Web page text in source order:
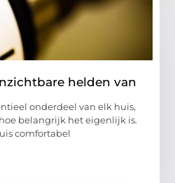
helden van
onderdeel van elk huis,
belangrijk het eigenlijk is.
comfortabel